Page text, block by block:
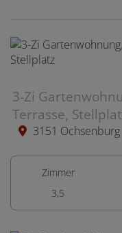
3-Zi
Terrasse,
3151 Ochsenburg
Zimmer
3,5